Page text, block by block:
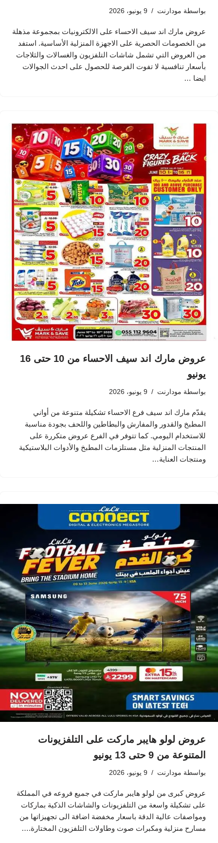
بواسطة مودارنت 9 يونيو، 2026
عروض مارك اند سيف الاحساء على الالكترونيات بمجموعة مذهلة
من الخصومات الحصرية على الاجهزة المنزلية الأساسية. استفد
من العروض التي تشمل شاشات التلفزيون والغسالات والثلاجات
بأسعار تنافسية لا تفوت الفرصة للحصول على احدث الجوالات
ايضا …
عروض مارك اند سيف الاحساء من 10 حتى 16
يونيو
بواسطة مودارنت 9 يونيو، 2026
يقدّم مارك اند سيف فرع الاحساء تشكيلة متنوعة من أواني
المطبخ والقدور والمفارش والبطاطين واللحف بجودة مناسبة
للاستخدام اليومي. كما تتوفر في الفرع عروض متكررة على
المنتجات المنزلية مثل مستلزمات المطبخ والأدوات البلاستيكية
ومنتجات العناية…
عروض لولو هايبر ماركت على التلفزيونات
المتنوعة من 9 حتى 13 يونيو
بواسطة مودارنت 9 يونيو، 2026
عروض كبرى من لولو هايبر ماركت في جميع فروعه في المملكة
على تشكيلة واسعة من التلفزيونات والشاشات الذكية بماركات
ومواصفات عالية الدقة باسعار مخفضة اضافة الى تجهيزاتها من
مسارح منزلية ومكبرات صوت وطاولات التلفزيون المختارة.…